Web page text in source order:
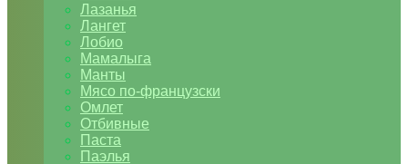
Лазанья
Лангет
Лобио
Мамалыга
Манты
Мясо по-французски
Омлет
Отбивные
Паста
Паэлья